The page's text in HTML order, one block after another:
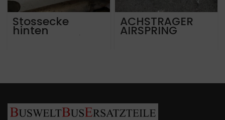
Stossecke
hinten
Mercedes Citaro
ACHSTRÄGER
AIRSPRING